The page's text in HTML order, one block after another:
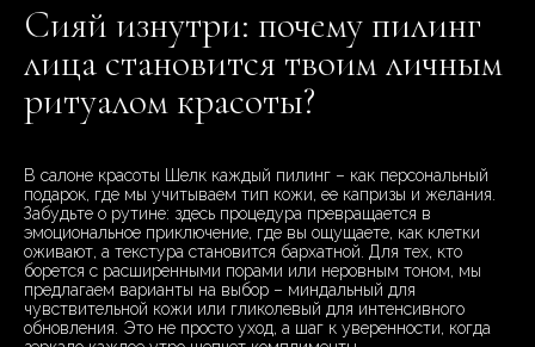
Сияй изнутри: почему пилинг
лица становится твоим личным
ритуалом красоты?
В салоне красоты Шелк каждый пилинг – как персональный
подарок, где мы учитываем тип кожи, ее капризы и желания.
Забудьте о рутине: здесь процедура превращается в
эмоциональное приключение, где вы ощущаете, как клетки
оживают, а текстура становится бархатной. Для тех, кто
борется с расширенными порами или неровным тоном, мы
предлагаем варианты на выбор – миндальный для
чувствительной кожи или гликолевый для интенсивного
обновления. Это не просто уход, а шаг к уверенности, когда